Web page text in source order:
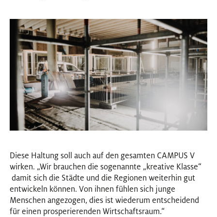
Diese Haltung soll auch auf den gesamten CAMPUS V
wirken. „Wir brauchen die sogenannte „kreative Klasse“
damit sich die Städte und die Regionen weiterhin gut
entwickeln können. Von ihnen fühlen sich junge
Menschen angezogen, dies ist wiederum entscheidend
für einen prosperierenden Wirtschaftsraum.“